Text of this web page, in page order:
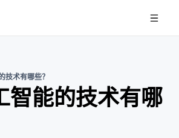
技术有哪些？
智能的技术有哪